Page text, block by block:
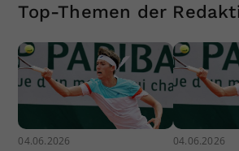
Top-Themen der
04.06.2026 04.06.2026